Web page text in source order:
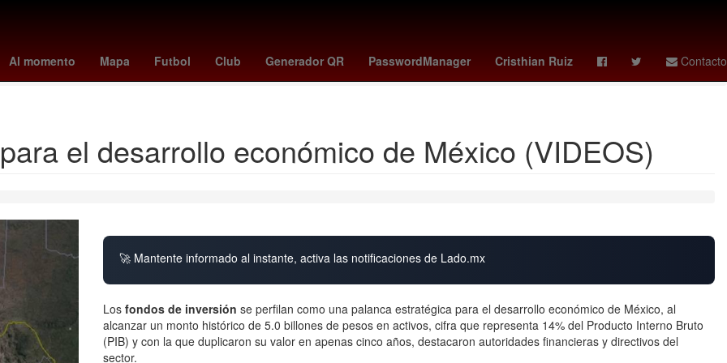
Al momento Mapa Futbol Club Generador QR PasswordManager Cristhian Ruiz Contacto
Aguascalientes juegos mensuales ps plus agosto 2025 Gobierno Selección de baloncesto de Estados Unidos
LeBron James
el desarrollo económico de México (VIDEOS)
🚀 Mantente informado al instante, activa las notificaciones de Lado.mx
Los fondos de inversión se perfilan como una palanca estratégica para el desarrollo económico de México, al
alcanzar un monto histórico de 5.0 billones de pesos en activos, cifra que representa 14% del Producto Interno Bruto
(PIB) y con la que duplicaron su valor en apenas cinco años, destacaron autoridades financieras y directivos del
sector.